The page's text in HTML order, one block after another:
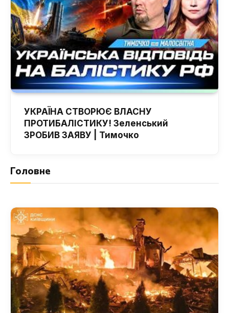
УКРАЇНА СТВОРЮЄ ВЛАСНУ
ПРОТИБАЛІСТИКУ! Зеленський
ЗРОБИВ ЗАЯВУ | Тимочко
Головне